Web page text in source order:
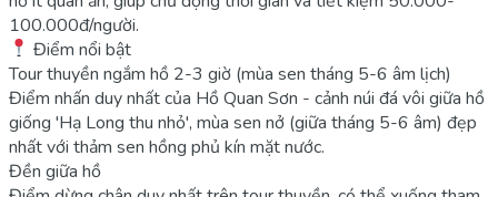
100.000đ/người.
Điểm nổi bật
Tour thuyền ngắm hồ 2-3 giờ (mùa sen tháng 5-6 âm lịch)
Điểm nhấn duy nhất của Hồ Quan Sơn - cảnh núi đá vôi giữa hồ
giống 'Hạ Long thu nhỏ', mùa sen nở (giữa tháng 5-6 âm) đẹp
nhất với thảm sen hồng phủ kín mặt nước.
Đền giữa hồ